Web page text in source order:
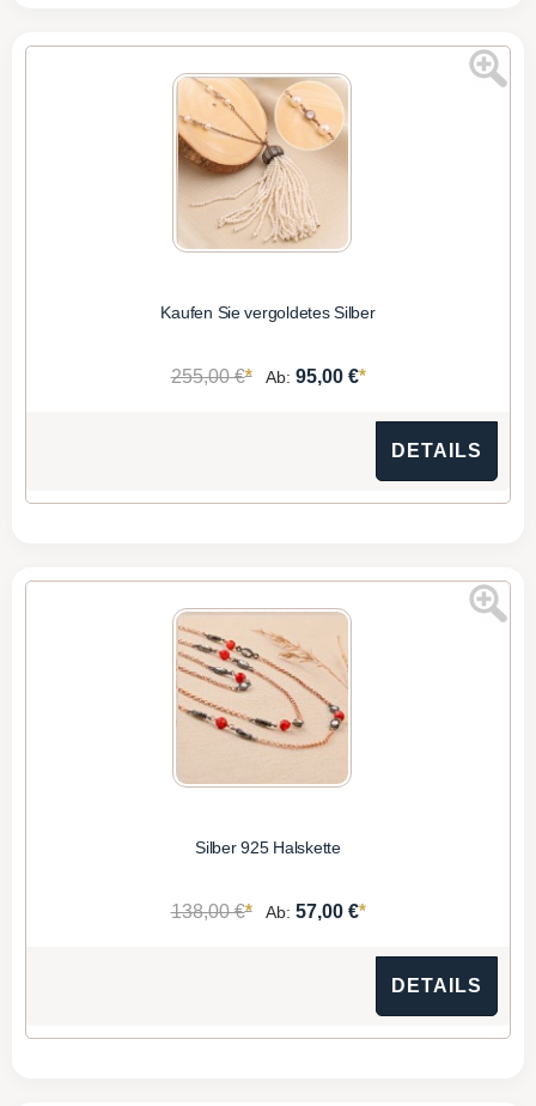
Kaufen Sie vergoldetes Silber
255,00 €* Ab: 95,00 €*
DETAILS
Silber 925 Halskette
138,00 €* Ab: 57,00 €*
DETAILS